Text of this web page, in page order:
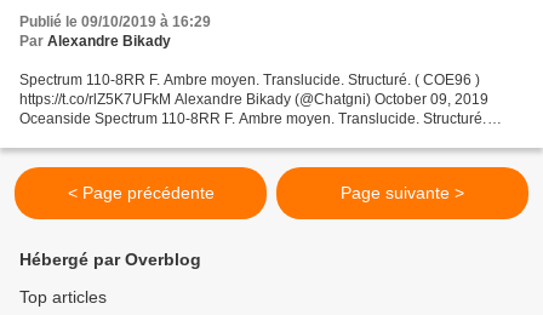
Publié le 09/10/2019 à 16:29
Par Alexandre Bikady
Spectrum 110-8RR F. Ambre moyen. Translucide. Structuré. ( COE96 )
https://t.co/rlZ5K7UFkM Alexandre Bikady (@Chatgni) October 09, 2019
Oceanside Spectrum 110-8RR F. Ambre moyen. Translucide. Structuré.
< Page précédente Page suivante >
Hébergé par Overblog
Top articles